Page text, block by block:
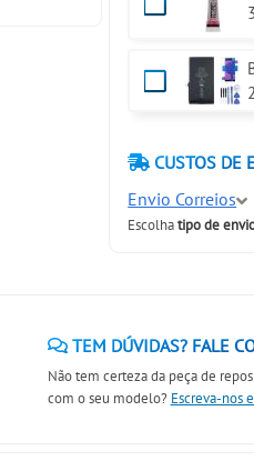
CUSTOS DE
Envio Correios
Escolhatipo de
TEM DÚVIDAS? FALE
Não tem certeza da peça de
com o seu modelo? Escreva-nos